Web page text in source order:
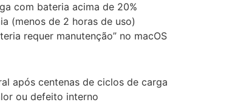
com bateria acima de 20%
(menos de 2 horas de uso)
requer manutenção” no macOS
após centenas de ciclos de carga
ou defeito interno